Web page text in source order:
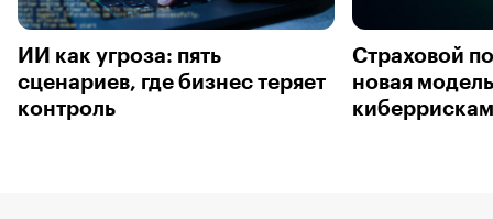
ИИ как угроза: пять
сценариев, где бизнес теряет
контроль
Страховой
новая